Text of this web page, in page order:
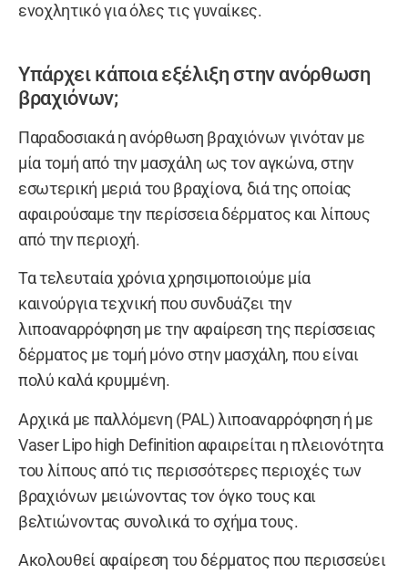
ενοχλητικό για όλες τις γυναίκες.
Υπάρχει κάποια εξέλιξη στην ανόρθωση
βραχιόνων;
Παραδοσιακά η ανόρθωση βραχιόνων γινόταν με
μία τομή από την μασχάλη ως τον αγκώνα, στην
εσωτερική μεριά του βραχίονα, διά της οποίας
αφαιρούσαμε την περίσσεια δέρματος και λίπους
από την περιοχή.
Τα τελευταία χρόνια χρησιμοποιούμε μία
καινούργια τεχνική που συνδυάζει την
λιποαναρρόφηση με την αφαίρεση της περίσσειας
δέρματος με τομή μόνο στην μασχάλη, που είναι
πολύ καλά κρυμμένη.
Αρχικά με παλλόμενη (PAL) λιποαναρρόφηση ή με
Vaser Lipo high Definition αφαιρείται η πλειονότητα
του λίπους από τις περισσότερες περιοχές των
βραχιόνων μειώνοντας τον όγκο τους και
βελτιώνοντας συνολικά το σχήμα τους.
Ακολουθεί αφαίρεση του δέρματος που περισσεύει